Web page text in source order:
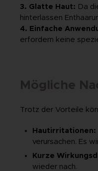
3. Glatte Haut: Da
hinterlassen
4. Einfache
erfordern keine
Mögliche
Trotz der Vorteile
Hautirritationen:
verursachen. Es
Kurze
wieder nach.